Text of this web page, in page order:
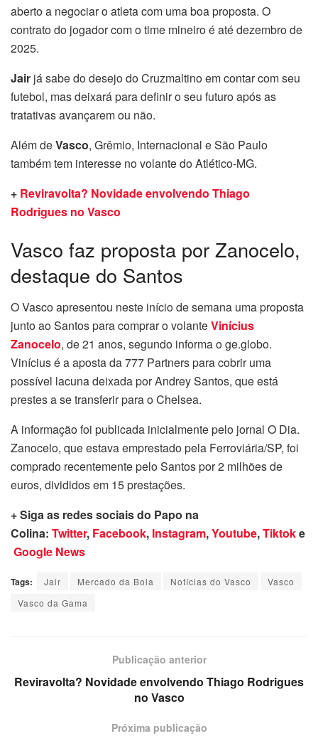
aberto a negociar o atleta com uma boa proposta. O
contrato do jogador com o time mineiro é até dezembro de
2025.
Jair já sabe do desejo do Cruzmaltino em contar com seu
futebol, mas deixará para definir o seu futuro após as
tratativas avançarem ou não.
Além deVasco, Grêmio, Internacional e São Paulo
também tem interesse no volante do Atlético-MG.
+ Reviravolta? Novidade envolvendo Thiago
Rodrigues no Vasco
Vasco faz proposta por Zanocelo,
destaque do Santos
O Vasco apresentou neste início de semana uma proposta
junto ao Santos para comprar o volanteVinícius
Zanocelo, de 21 anos, segundo informa o ge.globo.
Vinícius é a aposta da 777 Partners para cobrir uma
possível lacuna deixada por Andrey Santos, que está
prestes a se transferir para o Chelsea.
A informação foi publicada inicialmente pelo jornal O Dia.
Zanocelo, que estava emprestado pela Ferroviária/SP, foi
comprado recentemente pelo Santos por 2 milhões de
euros, divididos em 15 prestações.
+ Siga as redes sociais do Papo na
Colina: Twitter, Facebook, Instagram,Youtube,Tiktoke
Google News
Tags: Jair Mercado da Bola Notícias do Vasco
Vasco
Vasco da Gama
Publicação anterior
Reviravolta? Novidade envolvendo Thiago Rodrigues
no Vasco
Próxima publicação